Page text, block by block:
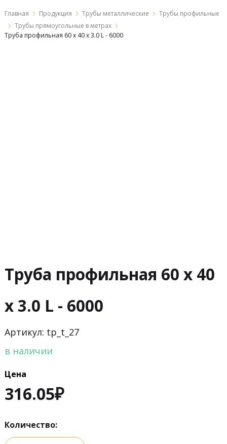
Главная Продукция Трубы металлические
Трубы профильные
Трубы прямоугольные в метрах
Труба профильная 60 х 40 х 3.0 L - 6000
Труба профильная 60 х 40
х 3.0 L - 6000
Артикул: tp_t_27
в наличии
Цена
316.05₽
Количество: